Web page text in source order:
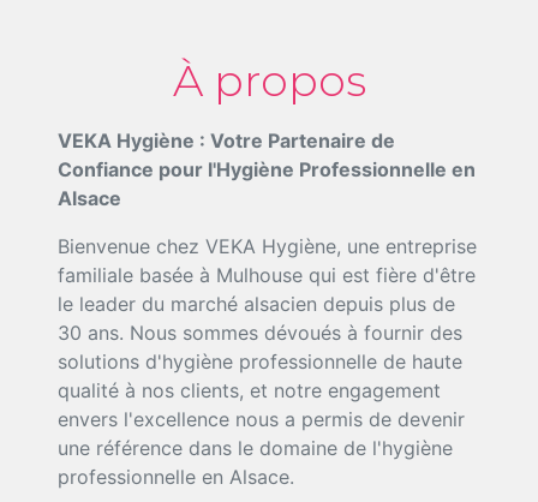
À propos
VEKA Hygiène : Votre Partenaire de
Confiance pour l'Hygiène Professionnelle en
Alsace
Bienvenue chez VEKA Hygiène, une entreprise
familiale basée à Mulhouse qui est fière d'être
le leader du marché alsacien depuis plus de
30 ans. Nous sommes dévoués à fournir des
solutions d'hygiène professionnelle de haute
qualité à nos clients, et notre engagement
envers l'excellence nous a permis de devenir
une référence dans le domaine de l'hygiène
professionnelle en Alsace.